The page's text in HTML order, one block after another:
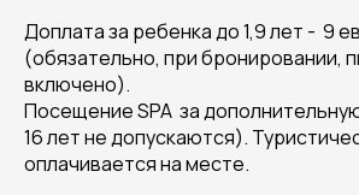
Доплата за ребенка до 1,9 лет - 9
(обязательно, при бронировании,
включено).
Посещение SPA за
16 лет не допускаются).
оплачивается на месте.